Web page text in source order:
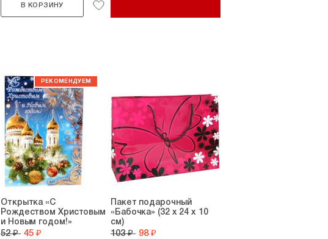
В КОРЗИНУ
Открытка «С
Рождеством Христовым
и Новым годом!»
52 ₽ 45 ₽
Пакет подарочный
«Бабочка» (32 х 24 х 10
см)
103 ₽ 98 ₽